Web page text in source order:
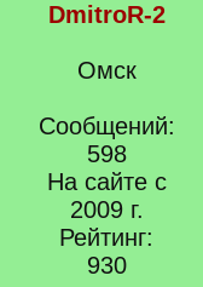
DmitroR-2
Омск
Сообщений:
598
На сайте с
2009 г.
Рейтинг:
930